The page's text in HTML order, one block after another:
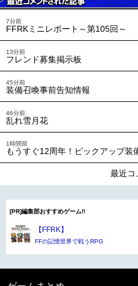
7分前
FFRKミニレポート～第105回～
13分前
フレンド募集掲示板
45分前
装備召喚事前告知情報
46分前
乱れ雪月花
1時間前
もうすぐ12周年！ピックアップ装
最近コ
[PR]編集部おすすめゲーム!!
【FFRK】
FFの記憶世界で戦うRPG